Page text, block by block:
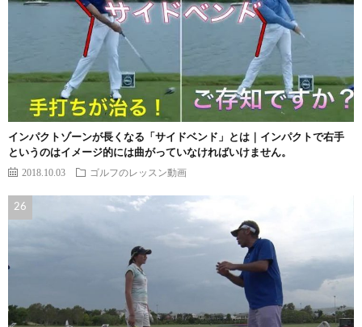
インパクトゾーンが長くなる「サイドベンド」とは｜インパクトで右手
というのはイメージ的には曲がっていなければいけません。
2018.10.03 ゴルフのレッスン動画